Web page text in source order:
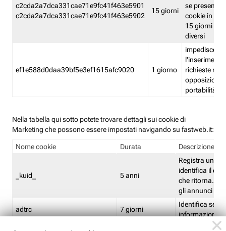
c2cda2a7dca331cae71e9fc41f463e5901
c2cda2a7dca331cae71e9fc41f463e5902
15 giorni
se presenti
cookie in un
15 giorni e
diversi
ef1e588d0daa39bf5e3ef1615afc9020 1 giorno
impedisce
l'inserimento
richieste
opposizione
portabilità
Nella tabella qui sotto potete trovare dettagli sui cookie di
Marketing che possono essere impostati navigando su fastweb.it:
Nome cookie Durata Descrizione
_kuid_ 5 anni
Registra un ID
identifica il
che ritorna.
gli annunci
adtrc 7 giorni
Identifica se
informazioni
Limite di